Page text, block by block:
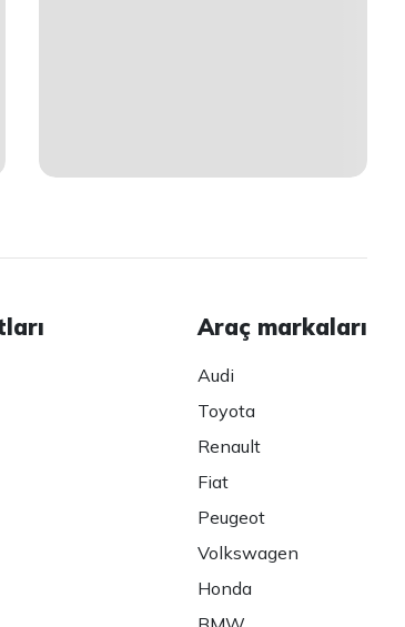
Araç markaları
Audi
Toyota
Renault
Fiat
Peugeot
Volkswagen
Honda